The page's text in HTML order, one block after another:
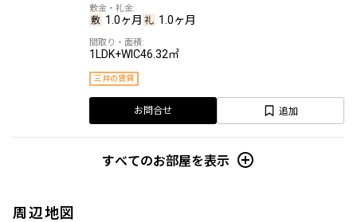
1.0ヶ月 1.0ヶ月
1LDK+WIC46.32㎡
三井の賃貸
お問合せ 追加
すべてのお部屋を表示
周辺地図